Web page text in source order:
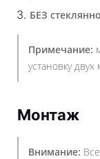
БЕЗ
Примечание:
установку
Монтаж
Внимание: